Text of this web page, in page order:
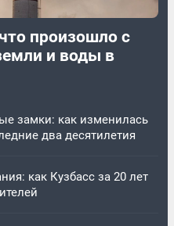
произошло с
и воды в
замки: как изменилась
два десятилетия
как Кузбасс за 20 лет